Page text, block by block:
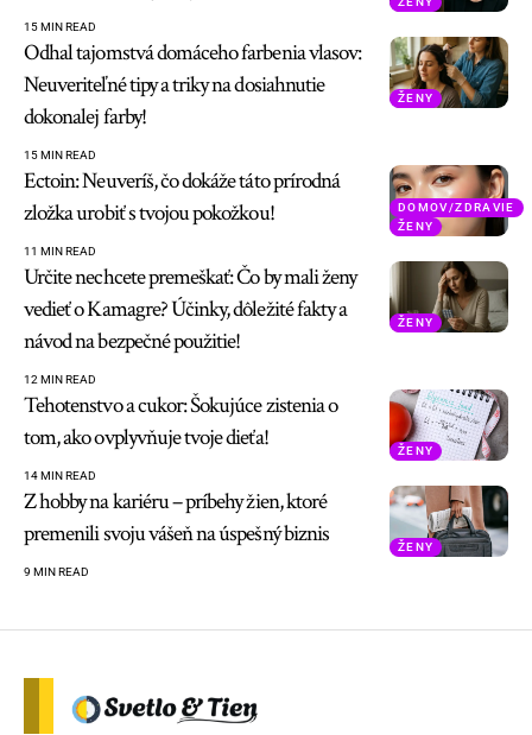
15 MIN READ
ŽENY
Odhal tajomstvá domáceho farbenia vlasov:
Neuveriteľné tipy a triky na dosiahnutie
dokonalej farby!
15 MIN READ
DOMOV/ZDRAVIE
ŽENY
Ectoin: Neuveríš, čo dokáže táto prírodná
zložka urobiť s tvojou pokožkou!
11 MIN READ
ŽENY
Určite nechcete premeškať: Čo by mali ženy
vedieť o Kamagre? Účinky, dôležité fakty a
návod na bezpečné použitie!
12 MIN READ
ŽENY
Tehotenstvo a cukor: Šokujúce zistenia o
tom, ako ovplyvňuje tvoje dieťa!
14 MIN READ
ŽENY
Z hobby na kariéru – príbehy žien, ktoré
premenili svoju vášeň na úspešný biznis
9 MIN READ